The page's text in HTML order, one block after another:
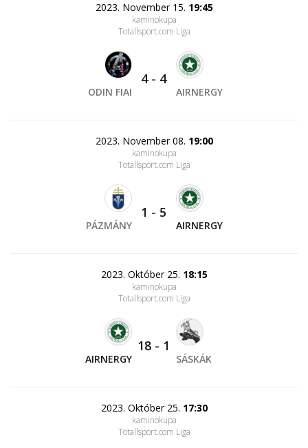
2023. November 15. 19:45
kaminokupa
Totallsport.com Liga
ODIN FIAI
4- 4
AIRNERGY
2023. November 08. 19:00
kaminokupa
Totallsport.com Liga
PÁZMÁNY
1 - 5
AIRNERGY
2023. Október 25. 18:15
kaminokupa
Totallsport.com Liga
AIRNERGY
18 - 1
SÁSKÁK
2023. Október 25. 17:30
kaminokupa
Totallsport.com Liga